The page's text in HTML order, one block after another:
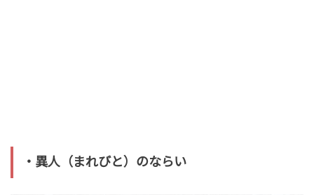
・異人（まれびと）のならい